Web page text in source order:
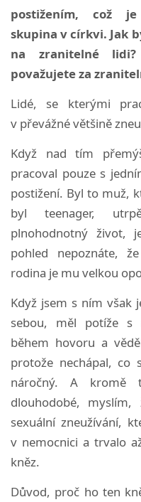
postižením, což
skupina v církvi. Jak
na zranitelné
považujete za
Lidé, se kterými
v převážné většině
Když nad tím
pracoval pouze s
postižení. Byl to muž,
byl teenager,
plnohodnotný život,
pohled nepoznáte,
rodina je mu velkou
Když jsem s ním však
sebou, měl potíže s
během hovoru a
protože nechápal, co
náročný. A kromě
dlouhodobé,
sexuální zneužívání,
v nemocnici a trvalo
kněz.
Důvod, proč ho ten